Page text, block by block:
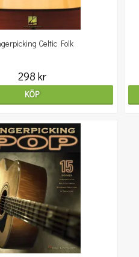
Celtic Folk
298 kr
KÖP